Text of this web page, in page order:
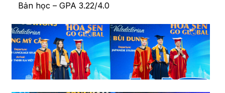
Bản học – GPA 3.22/4.0